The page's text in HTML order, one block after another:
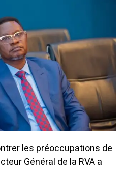
les préoccupations de
Général de la RVA a